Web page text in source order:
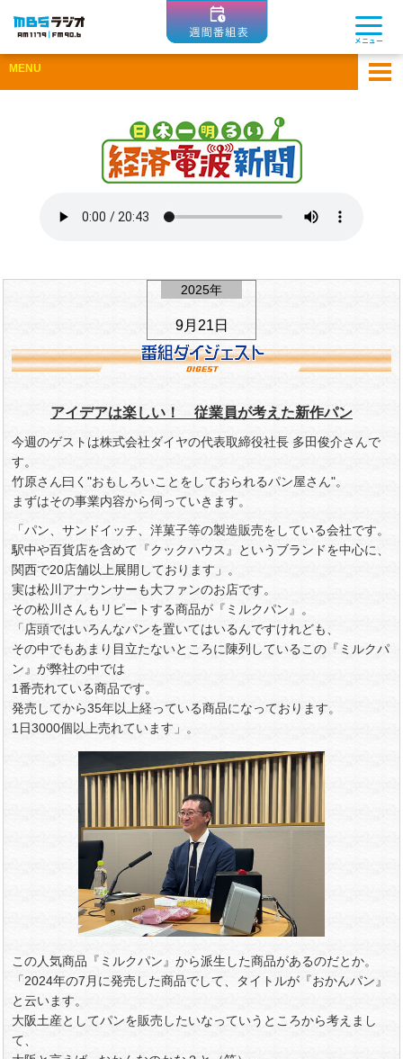
MBSラジオ 1179|FM90.6 メニュー
MENU
ゲスト企業一覧
ひとまちコラム
Spotifyで聴く 2025年
9月21日
アイデアは楽しい！ 従業員が考えた新作パン
今週のゲストは株式会社ダイヤの代表取締役社長 多田俊介さんで
す。
竹原さん曰く"おもしろいことをしておられるパン屋さん"。
まずはその事業内容から伺っていきます。
「パン、サンドイッチ、洋菓子等の製造販売をしている会社です。
駅中や百貨店を含めて『クックハウス』というブランドを中心に、
関西で20店舗以上展開しております」。
実は松川アナウンサーも大ファンのお店です。
その松川さんもリピートする商品が『ミルクパン』。
「店頭ではいろんなパンを置いてはいるんですけれども、
その中でもあまり目立たないところに陳列しているこの『ミルクパ
ン』が弊社の中では
1番売れている商品です。
発売してから35年以上経っている商品になっております。
1日3000個以上売れています」。
この人気商品『ミルクパン』から派生した商品があるのだとか。
「2024年の7月に発売した商品でして、タイトルが『おかんパン』
と云います。
大阪土産としてパンを販売したいなっていうところから考えまし
て、